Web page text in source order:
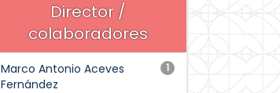
Director /
colaboradores
1
Marco Antonio Aceves
Fernández